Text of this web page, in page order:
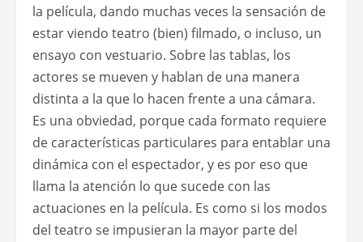
la película, dando muchas veces la sensación de
estar viendo teatro (bien) filmado, o incluso, un
ensayo con vestuario. Sobre las tablas, los
actores se mueven y hablan de una manera
distinta a la que lo hacen frente a una cámara.
Es una obviedad, porque cada formato requiere
de características particulares para entablar una
dinámica con el espectador, y es por eso que
llama la atención lo que sucede con las
actuaciones en la película. Es como si los modos
del teatro se impusieran la mayor parte del